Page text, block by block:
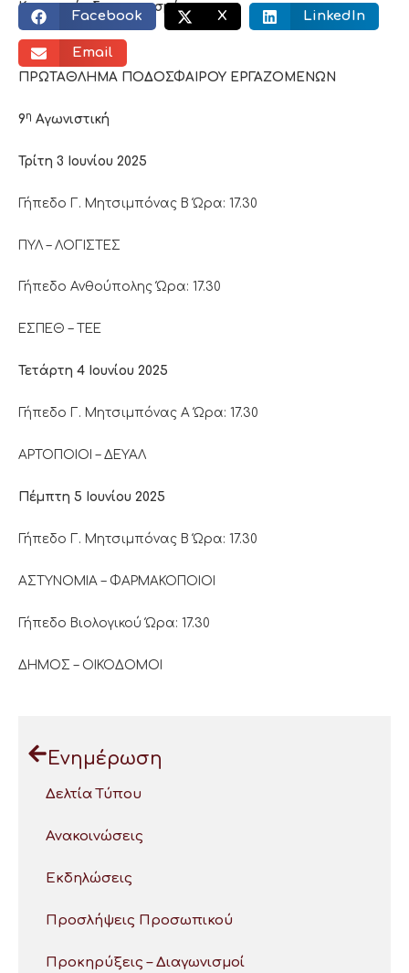
Κοινωνικός διαμοιρασμός:
Facebook X LinkedIn
Email
ΠΡΩΤΑΘΛΗΜΑ ΠΟΔΟΣΦΑΙΡΟΥ ΕΡΓΑΖΟΜΕΝΩΝ
9η Αγωνιστική
Τρίτη 3 Ιουνίου 2025
Γήπεδο Γ. Μητσιμπόνας Β Ώρα: 17.30
ΠΥΛ – ΛΟΓΙΣΤΕΣ
Γήπεδο Ανθούπολης Ώρα: 17.30
ΕΣΠΕΘ – ΤΕΕ
Τετάρτη 4 Ιουνίου 2025
Γήπεδο Γ. Μητσιμπόνας Α Ώρα: 17.30
ΑΡΤΟΠΟΙΟΙ – ΔΕΥΑΛ
Πέμπτη 5 Ιουνίου 2025
Γήπεδο Γ. Μητσιμπόνας Β Ώρα: 17.30
ΑΣΤΥΝΟΜΙΑ – ΦΑΡΜΑΚΟΠΟΙΟΙ
Γήπεδο Βιολογικού Ώρα: 17.30
ΔΗΜΟΣ – ΟΙΚΟΔΟΜΟΙ
Ενημέρωση
Δελτία Τύπου
Ανακοινώσεις
Εκδηλώσεις
Προσλήψεις Προσωπικού
Προκηρύξεις – Διαγωνισμοί